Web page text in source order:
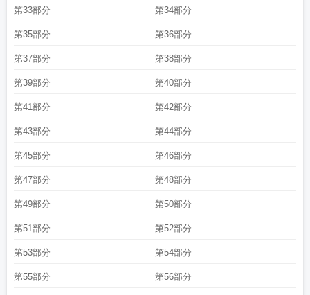
第33部分 第34部分
第35部分 第36部分
第37部分 第38部分
第39部分 第40部分
第41部分 第42部分
第43部分 第44部分
第45部分 第46部分
第47部分 第48部分
第49部分 第50部分
第51部分 第52部分
第53部分 第54部分
第55部分 第56部分